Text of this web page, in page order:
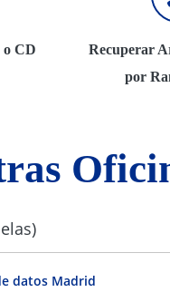
CD
Recuperar
por
datos Madrid